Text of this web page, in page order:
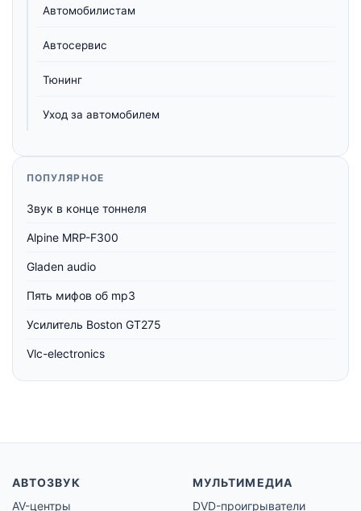
Автомобилистам
Автосервис
Тюнинг
Уход за автомобилем
ПОПУЛЯРНОЕ
Звук в конце тоннеля
Alpine MRP-F300
Gladen audio
Пять мифов об mp3
Усилитель Boston GT275
Vlc-electronics
АВТОЗВУК
AV-центры
МУЛЬТИМЕДИА
DVD-проигрыватели